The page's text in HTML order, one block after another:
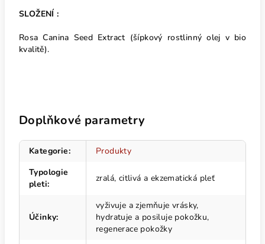
SLOŽENÍ :
Rosa Canina Seed Extract (šípkový rostlinný olej v bio
kvalitě).
Doplňkové parametry
Kategorie:
Produkty
Typologie
pleti:
zralá, citlivá a ekzematická pleť
Účinky:
vyživuje a zjemňuje vrásky,
hydratuje a posiluje pokožku,
regenerace pokožky